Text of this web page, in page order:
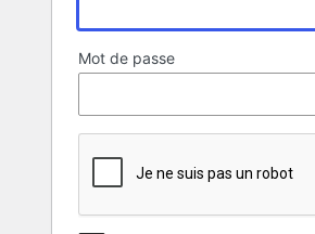
Mot de passe